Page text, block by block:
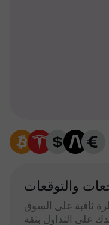
والتوقعات
ثاقبة على السوق
على التداول بثقة